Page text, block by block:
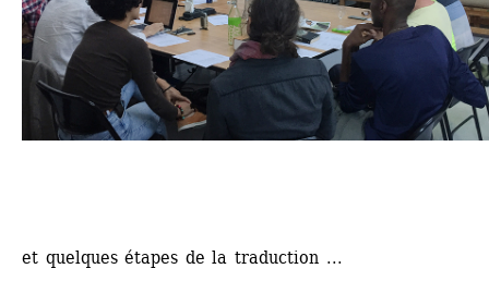
et quelques étapes de la traduction ...